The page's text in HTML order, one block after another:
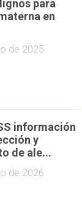
para
en
de 2025
información
y
de ale...
de 2026